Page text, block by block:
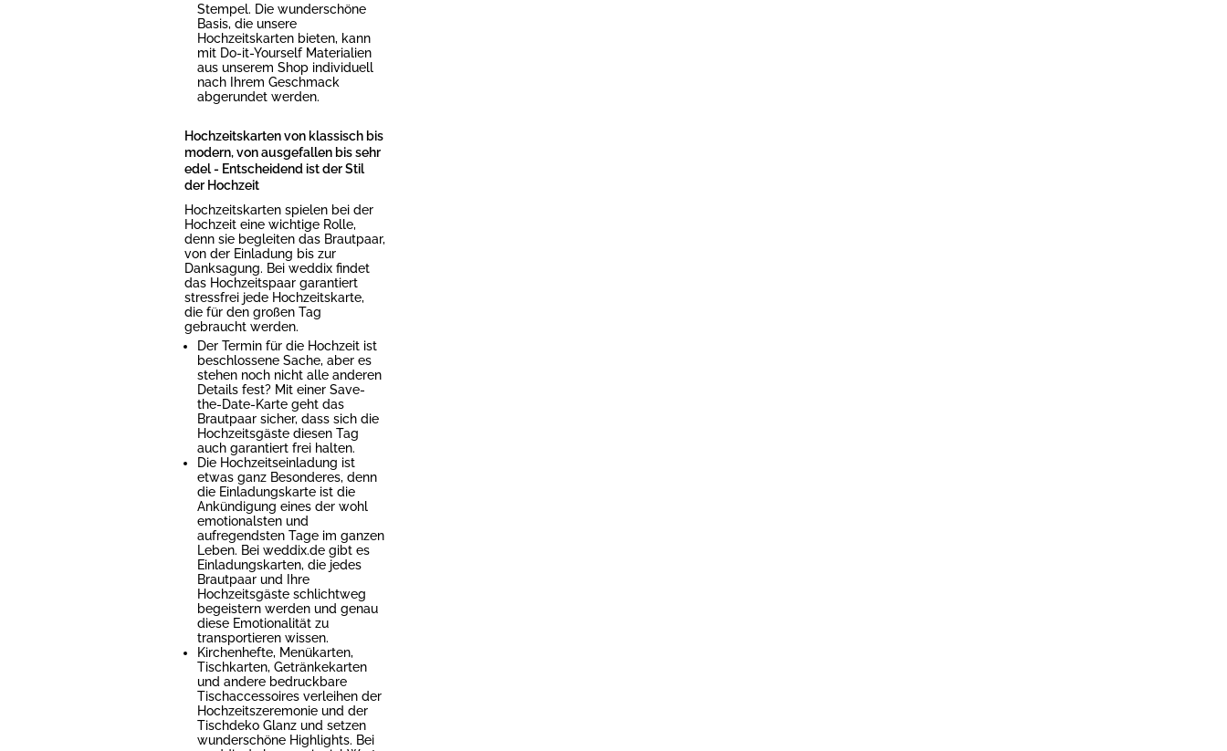
Stempel. Die wunderschöne
Basis, die unsere
Hochzeitskarten bieten, kann
mit Do-it-Yourself Materialien
aus unserem Shop individuell
nach Ihrem Geschmack
abgerundet werden.
Hochzeitskarten von klassisch bis
modern, von ausgefallen bis sehr
edel - Entscheidend ist der Stil
der Hochzeit
Hochzeitskarten spielen bei der
Hochzeit eine wichtige Rolle,
denn sie begleiten das Brautpaar,
von der Einladung bis zur
Danksagung. Bei weddix findet
das Hochzeitspaar garantiert
stressfrei jede Hochzeitskarte,
die für den großen Tag
gebraucht werden.
Der Termin für die Hochzeit ist
beschlossene Sache, aber es
stehen noch nicht alle anderen
Details fest? Mit einer Save-
the-Date-Karte geht das
Brautpaar sicher, dass sich die
Hochzeitsgäste diesen Tag
auch garantiert frei halten.
Die Hochzeitseinladung ist
etwas ganz Besonderes, denn
die Einladungskarte ist die
Ankündigung eines der wohl
emotionalsten und
aufregendsten Tage im ganzen
Leben. Bei weddix.de gibt es
Einladungskarten, die jedes
Brautpaar und Ihre
Hochzeitsgäste schlichtweg
begeistern werden und genau
diese Emotionalität zu
transportieren wissen.
Kirchenhefte, Menükarten,
Tischkarten, Getränkekarten
und andere bedruckbare
Tischaccessoires verleihen der
Hochzeitszeremonie und der
Tischdeko Glanz und setzen
wunderschöne Highlights. Bei